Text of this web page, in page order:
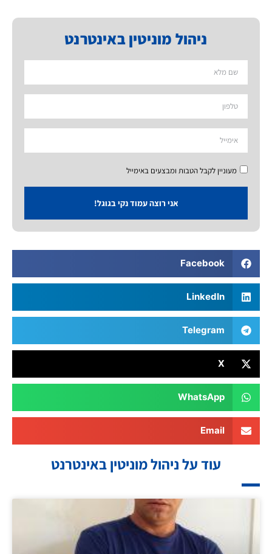
ניהול מוניטין באינטרנט
מעוניין לקבל הטבות ומבצעים באימייל
אני רוצה עמוד נקי בגוגל!
Facebook
LinkedIn
Telegram
X
WhatsApp
Email
עוד על ניהול מוניטין באינטרנט